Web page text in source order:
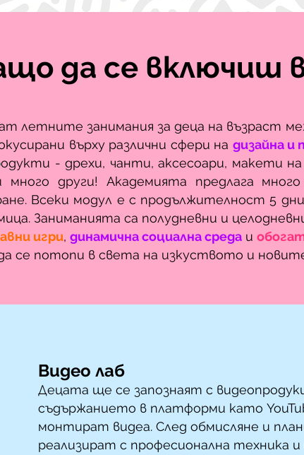
да се включиш
летните занимания за деца на възраст
върху различни сфери на дизайна и
- дрехи, чанти, аксесоари, макети
много други! Академията предлага
Всеки модул е с продължителност 5
Заниманията са полудневни и
игри, динамична социална среда и
се потопи в света на изкуството и
Видео лаб
Децата ще се запознаят с
съдържанието в платформи като
монтират видеа. След обмисляне и
реализират с професионална